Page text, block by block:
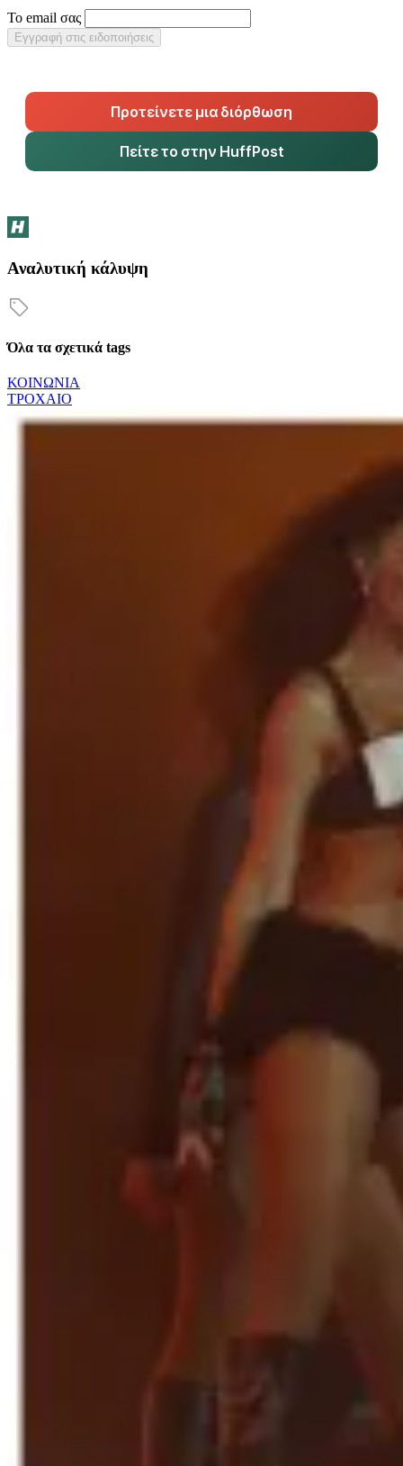
Το email σας
Εγγραφή στις ειδοποιήσεις
Προτείνετε μια διόρθωση
Πείτε το στην HuffPost
Αναλυτική κάλυψη
Όλα τα σχετικά tags
ΚΟΙΝΩΝΙΑ
ΤΡΟΧΑΙΟ